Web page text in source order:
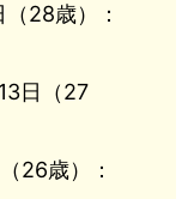
28歳）：
日（27
26歳）：